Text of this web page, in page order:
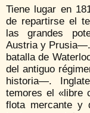
Tiene lugar en
de repartirse el
las grandes
Austria y
batalla de
del antiguo
historia—.
temores el «libre
flota mercante y